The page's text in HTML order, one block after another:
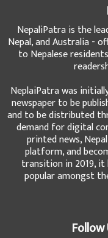
NepaliPatra is the
Nepal, and Australia -
to Nepalese
NeplaiPatra was
newspaper to be
and to be distributed
demand for digital
printed news,
platform, and
transition in 2019, it
popular amongst